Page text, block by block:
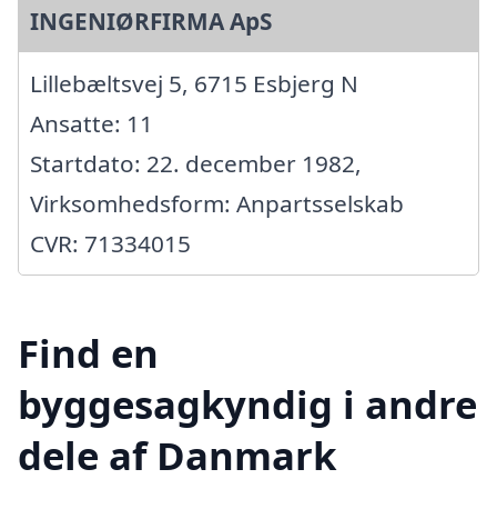
INGENIØRFIRMA ApS
Lillebæltsvej 5, 6715 Esbjerg N
Ansatte: 11
Startdato: 22. december 1982,
Virksomhedsform: Anpartsselskab
CVR: 71334015
Find en
byggesagkyndig i andre
dele af Danmark